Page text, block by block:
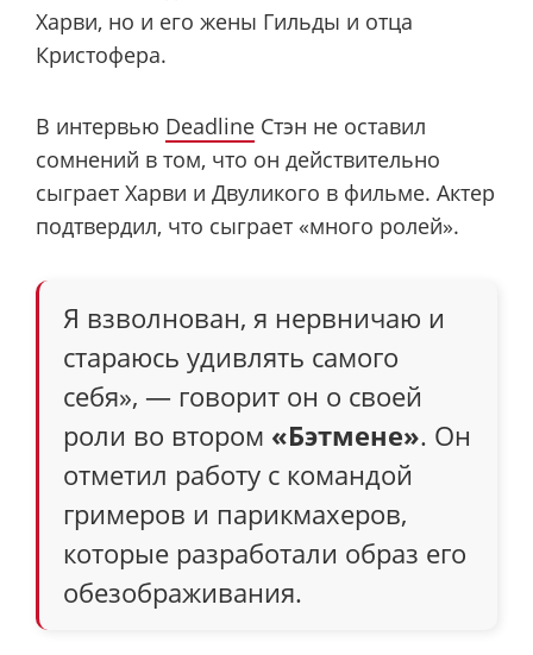
Харви, но и его жены Гильды и отца
Кристофера.
В интервью Deadline Стэн не оставил
сомнений в том, что он действительно
сыграет Харви и Двуликого в фильме. Актер
подтвердил, что сыграет «много ролей».
Я взволнован, я нервничаю и
стараюсь удивлять самого
себя», — говорит он о своей
роли во втором «Бэтмене». Он
отметил работу с командой
гримеров и парикмахеров,
которые разработали образ его
обезображивания.